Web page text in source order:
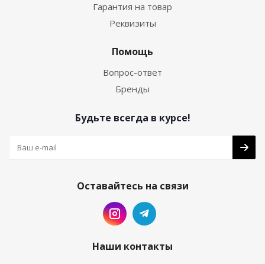
Гарантия на товар
Реквизиты
Помощь
Вопрос-ответ
Бренды
Будьте всегда в курсе!
Оставайтесь на связи
Наши контакты